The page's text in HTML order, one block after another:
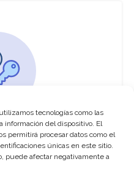
tecnologías como las
información del dispositivo. El
permitirá procesar datos como el
únicas en este sitio.
puede afectar negativamente a
in to access this
for registered